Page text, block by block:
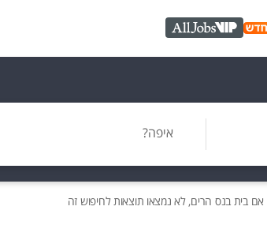
AllJobs VIP
איפה?
אם בית בנס הרים, לא נמצאו תוצאות לחיפוש זה